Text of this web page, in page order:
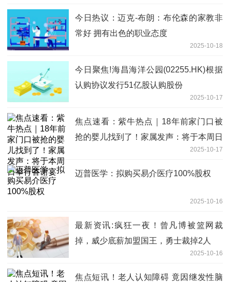
今日热议：迈克-布朗：布伦森的家教非
常好 拥有出色的职业态度
2025-10-18
今日聚焦!海昌海洋公园(02255.HK)根据
认购协议发行51亿股认购股份
2025-10-17
焦点速看：紫牛热点｜18年前家门口被
抢的婴儿找到了！家属发声：将于本周日
2025-10-17
迈普医学：拟购买易介医疗100%股权
2025-10-16
最新资讯:疯狂一夜！曾凡博被篮网裁
掉，威少底薪加盟国王，勇士裁掉2人
2025-10-16
焦点短讯！老人认知障碍 竟因继发性脑